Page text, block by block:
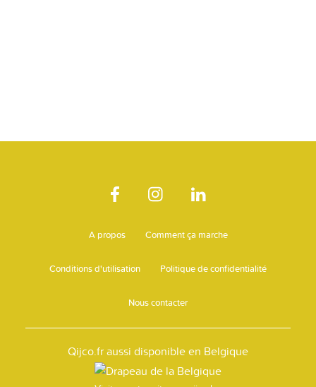
A propos Comment ça marche
Conditions d'utilisation Politique de confidentialité
Nous contacter
Qijco.fr aussi disponible en Belgique